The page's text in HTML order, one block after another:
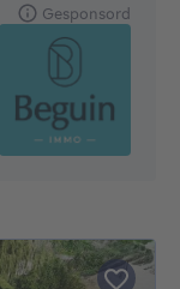
Gesponsord